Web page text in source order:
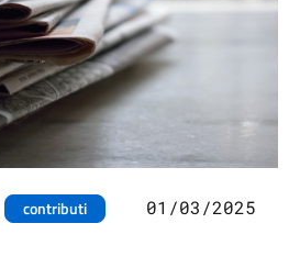
contributi
01/03/2025